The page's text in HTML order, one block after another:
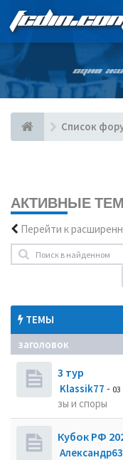
ОДНА
Список
АКТИВНЫЕ
Перейти к
ТЕМЫ
заголовок
3 тур
Klassik77 -
зы и споры
Кубок РФ
Александр63